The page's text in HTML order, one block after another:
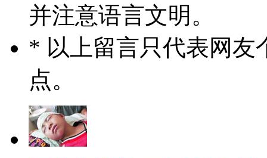
并注意语言文明。
* 以上留言只代表网友
点。